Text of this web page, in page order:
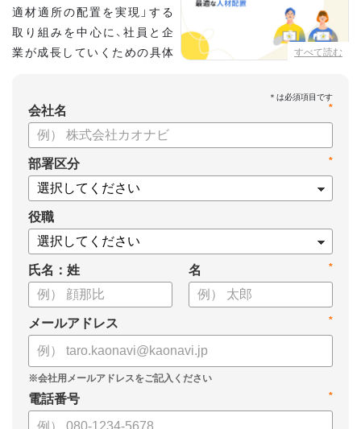
すべて読む
適材適所の配置を実現」する
取り組みを中心に、社員と企
業が成長していくための具体
【資料の内容】
・不適切な人員配置の要因と悪影響
・データドリブンな人材配置のメリット
・導入イメージとリーダー育成への応用
*
会社名
*
部署区分
役職
氏名：姓 *
名
*
メールアドレス
*
電話番号